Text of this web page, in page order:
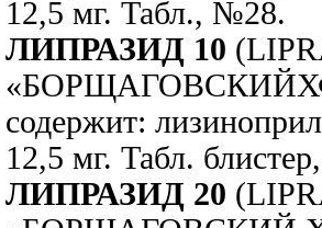
12,5 мг. Табл., №28.
ЛИПРАЗИД 10
содержит:
12,5 мг. Табл.
ЛИПРАЗИД 20